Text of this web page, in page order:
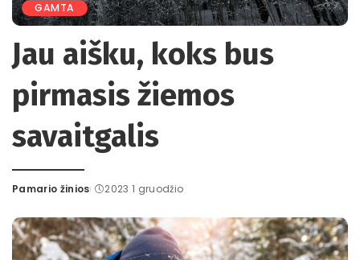
GAMTA
Jau aišku, koks bus
pirmasis žiemos
savaitgalis
Posted
Pamario žinios 2023 1 gruodžio